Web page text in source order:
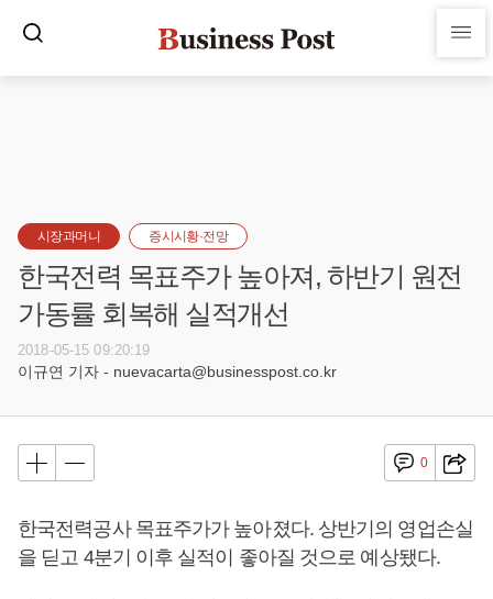
시장과머니 증시시황·전망
한국전력 목표주가 높아져, 하반기 원전
가동률 회복해 실적개선
2018-05-15 09:20:19
이규연 기자 - nuevacarta@businesspost.co.kr
0
한국전력공사 목표주가가 높아졌다. 상반기의 영업손실
을 딛고 4분기 이후 실적이 좋아질 것으로 예상됐다.